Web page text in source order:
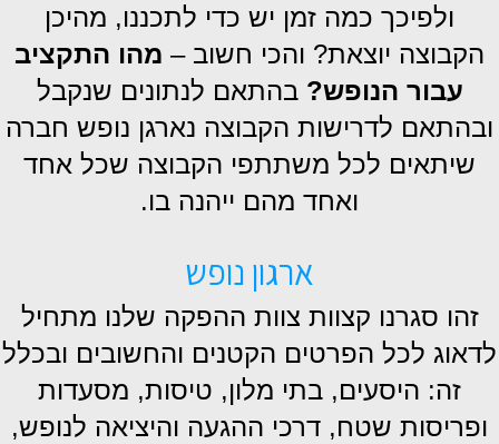
ולפיכך כמה זמן יש כדי לתכננו, מהיכן
הקבוצה יוצאת? והכי חשוב – מהו התקציב
עבור הנופש?בהתאם לנתונים שנקבל
ובהתאם לדרישות הקבוצה נארגן נופש חברה
שיתאים לכל משתתפי הקבוצה שכל אחד
ואחד מהם ייהנה בו.
ארגון נופש
זהו סגרנו קצוות צוות ההפקה שלנו מתחיל
לדאוג לכל הפרטים הקטנים והחשובים ובכלל
זה: היסעים, בתי מלון, טיסות, מסעדות
ופריסות שטח, דרכי ההגעה והיציאה לנופש,